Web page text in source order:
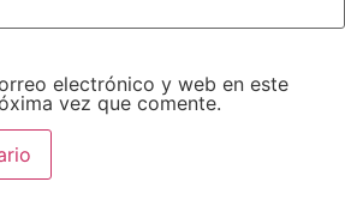
electrónico y web en este
vez que comente.